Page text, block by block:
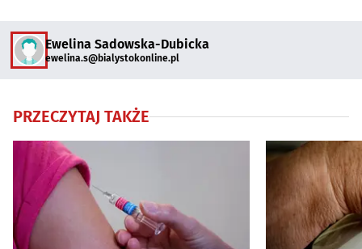
Ewelina Sadowska-Dubicka
ewelina.s@bialystokonline.pl
PRZECZYTAJ TAKŻE